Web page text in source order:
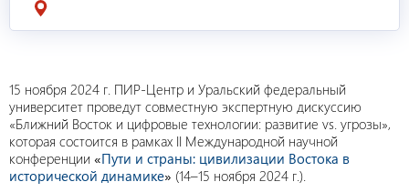
15 ноября 2024 г. ПИР-Центр и Уральский федеральный
университет проведут совместную экспертную дискуссию
«Ближний Восток и цифровые технологии: развитие vs. угрозы»,
которая состоится в рамках II Международной научной
конференции «Пути и страны: цивилизации Востока в
исторической динамике» (14–15 ноября 2024 г.).